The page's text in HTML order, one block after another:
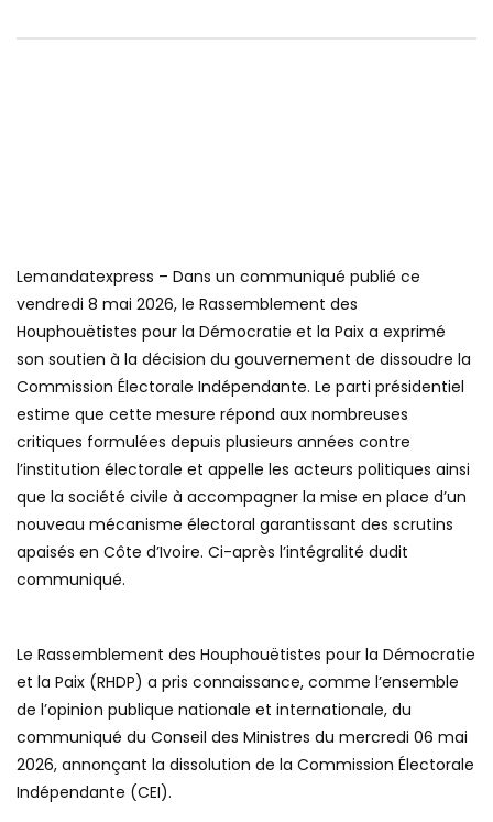
Lemandatexpress – Dans un communiqué publié ce
vendredi 8 mai 2026, le Rassemblement des
Houphouëtistes pour la Démocratie et la Paix a exprimé
son soutien à la décision du gouvernement de dissoudre la
Commission Électorale Indépendante. Le parti présidentiel
estime que cette mesure répond aux nombreuses
critiques formulées depuis plusieurs années contre
l’institution électorale et appelle les acteurs politiques ainsi
que la société civile à accompagner la mise en place d’un
nouveau mécanisme électoral garantissant des scrutins
apaisés en Côte d’Ivoire. Ci-après l’intégralité dudit
communiqué.
Le Rassemblement des Houphouëtistes pour la Démocratie
et la Paix (RHDP) a pris connaissance, comme l’ensemble
de l’opinion publique nationale et internationale, du
communiqué du Conseil des Ministres du mercredi 06 mai
2026, annonçant la dissolution de la Commission Électorale
Indépendante (CEI).